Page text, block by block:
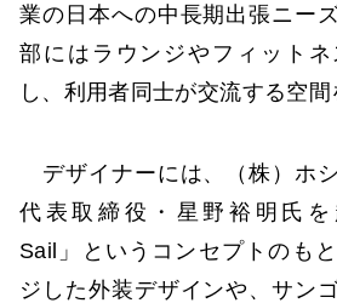
業の日本への中長期出張ニー
部にはラウンジやフィット
し、利用者同士が交流する空間
デザイナーには、（株）ホ
代表取締役・星野裕明氏を
Sail」というコンセプトのも
ジした外装デザインや、サン